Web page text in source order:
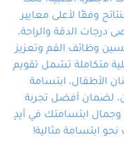
ودقة.
وفقًا لأعلى معايير
درجات الدقة والراحة،
وظائف الفم وتعزيز
متكاملة تشمل تقويم
الأطفال، ابتسامة
لضمان أفضل تجربة
ابتسامتك في أيدٍ
نحو ابتسامة مثالية!